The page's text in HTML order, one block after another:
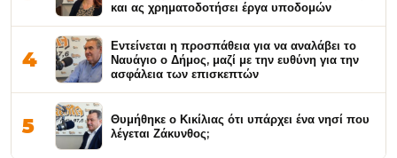
και ας χρηματοδοτήσει έργα υποδομών
4
Εντείνεται η προσπάθεια για να αναλάβει το
Ναυάγιο ο Δήμος, μαζί με την ευθύνη για την
ασφάλεια των επισκεπτών
5
Θυμήθηκε ο Κικίλιας ότι υπάρχει ένα νησί που
λέγεται Ζάκυνθος;